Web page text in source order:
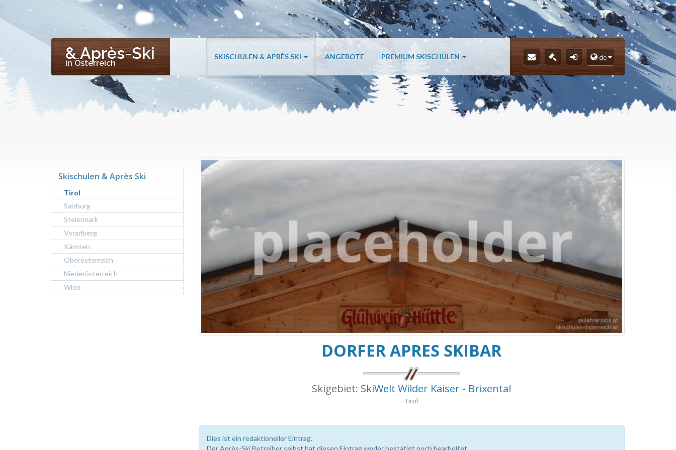
& Après-Ski
in Österreich
SKISCHULEN & APRÈS SKI ANGEBOTE PREMIUM SKISCHULEN de
DORFER APRES SKIBAR
Skigebiet: SkiWelt Wilder Kaiser - Brixental
Tirol
Dies ist ein redaktioneller Eintrag.
Skischulen & Après Ski
Tirol
Salzburg
Steiermark
Vorarlberg
Kärnten
Oberösterreich
Niederösterreich
Wien